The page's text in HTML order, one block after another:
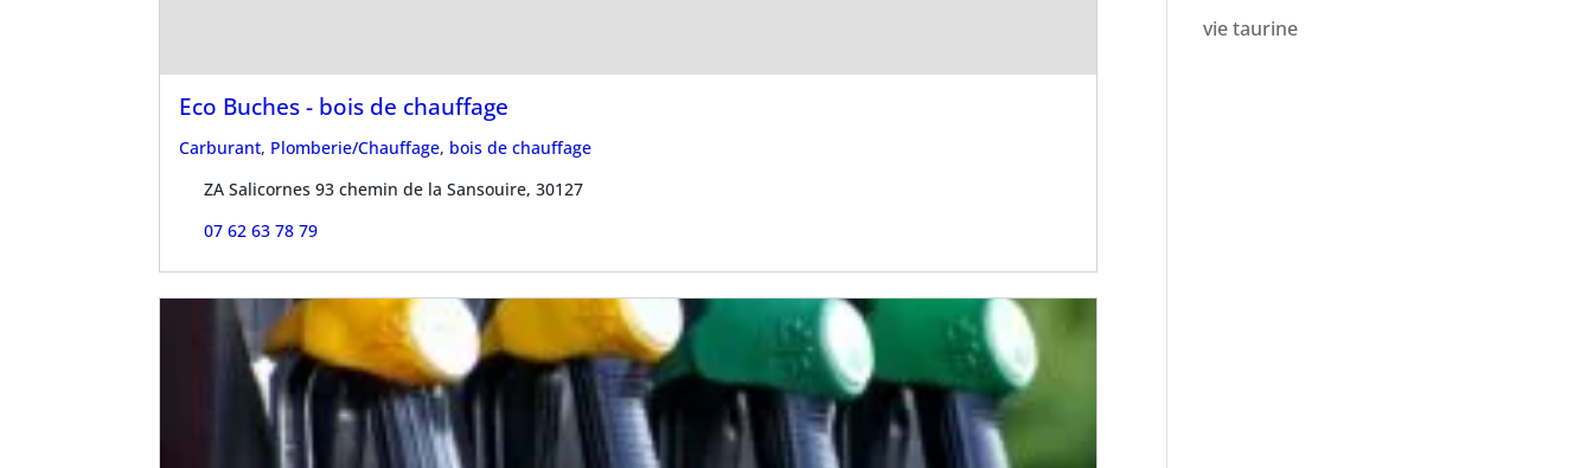
Eco Buches - bois de chauffage
Carburant, Plomberie/Chauffage, bois de chauffage
ZA Salicornes 93 chemin de la Sansouire, 30127
07 62 63 78 79
vie taurine